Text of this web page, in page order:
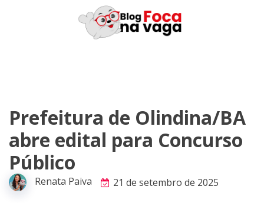
Prefeitura de Olindina/BA
abre edital para Concurso
Público
Renata Paiva 21 de setembro de 2025